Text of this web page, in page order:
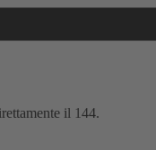
il 144.